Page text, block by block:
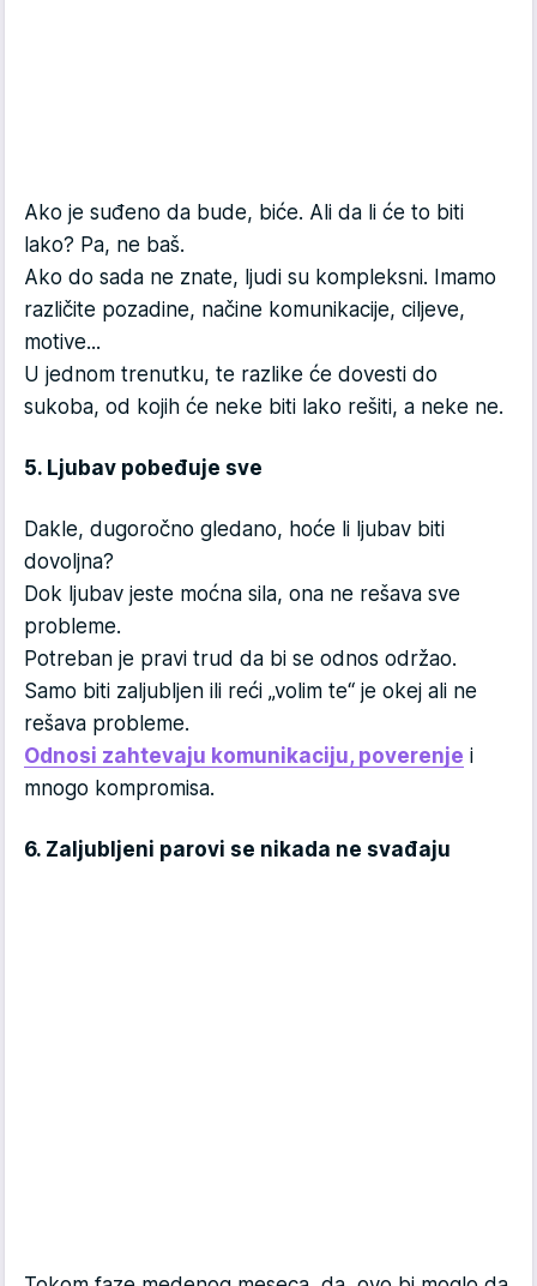
Ako je suđeno da bude, biće. Ali da li će to biti
lako? Pa, ne baš.
Ako do sada ne znate, ljudi su kompleksni. Imamo
različite pozadine, načine komunikacije, ciljeve,
motive...
U jednom trenutku, te razlike će dovesti do
sukoba, od kojih će neke biti lako rešiti, a neke ne.
5. Ljubav pobeđuje sve
Dakle, dugoročno gledano, hoće li ljubav biti
dovoljna?
Dok ljubav jeste moćna sila, ona ne rešava sve
probleme.
Potreban je pravi trud da bi se odnos održao.
Samo biti zaljubljen ili reći „volim te“ je okej ali ne
rešava probleme.
Odnosi zahtevaju komunikaciju, poverenje i
mnogo kompromisa.
6. Zaljubljeni parovi se nikada ne svađaju